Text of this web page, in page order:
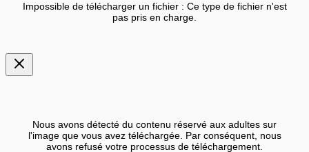
Impossible de télécharger un fichier : Ce type de fichier n'est
pas pris en charge.
Nous avons détecté du contenu réservé aux adultes sur
l'image que vous avez téléchargée. Par conséquent, nous
avons refusé votre processus de téléchargement.